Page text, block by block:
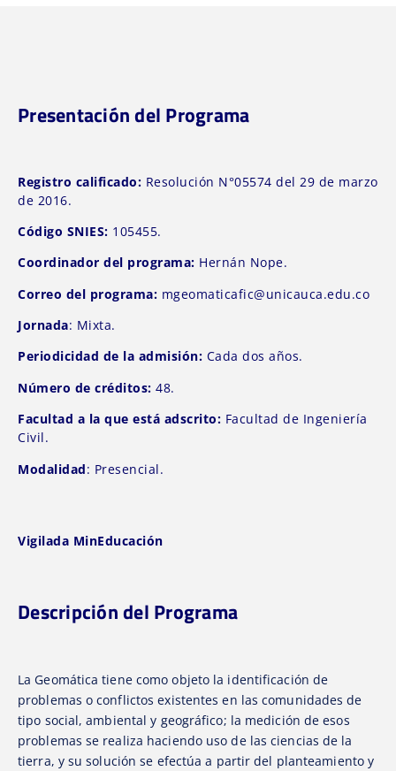
Presentación del Programa
Registro calificado: Resolución N°05574 del 29 de marzo
de 2016.
Código SNIES: 105455.
Coordinador del programa: Hernán Nope.
Correo del programa: mgeomaticafic@unicauca.edu.co
Jornada: Mixta.
Periodicidad de la admisión: Cada dos años.
Número de créditos: 48.
Facultad a la que está adscrito: Facultad de Ingeniería
Civil.
Modalidad: Presencial.
Vigilada MinEducación
Descripción del Programa
La Geomática tiene como objeto la identificación de
problemas o conflictos existentes en las comunidades de
tipo social, ambiental y geográfico; la medición de esos
problemas se realiza haciendo uso de las ciencias de la
tierra, y su solución se efectúa a partir del planteamiento y